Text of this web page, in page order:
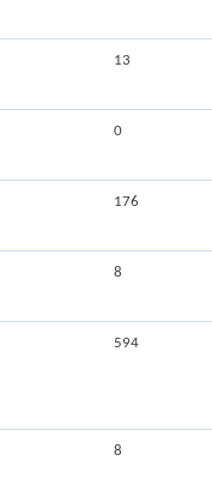
13
0
176
8
594
8